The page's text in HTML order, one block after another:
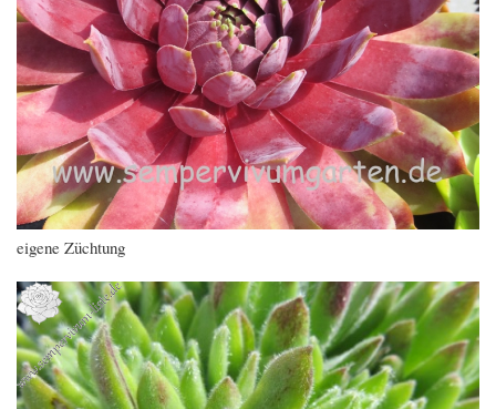
eigene Züchtung